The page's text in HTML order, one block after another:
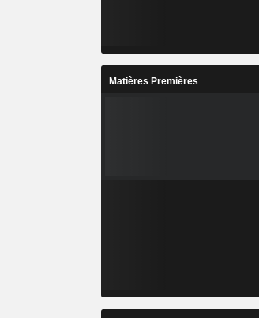
Matières Premières